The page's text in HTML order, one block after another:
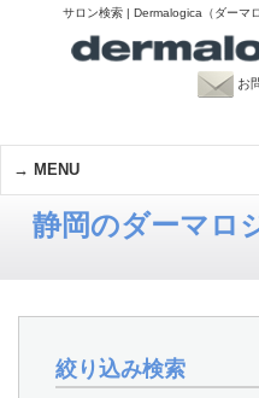
サロン検索 | Dermalogica（ダーマ
お
MENU
静岡のダーマロ
絞り込み検索